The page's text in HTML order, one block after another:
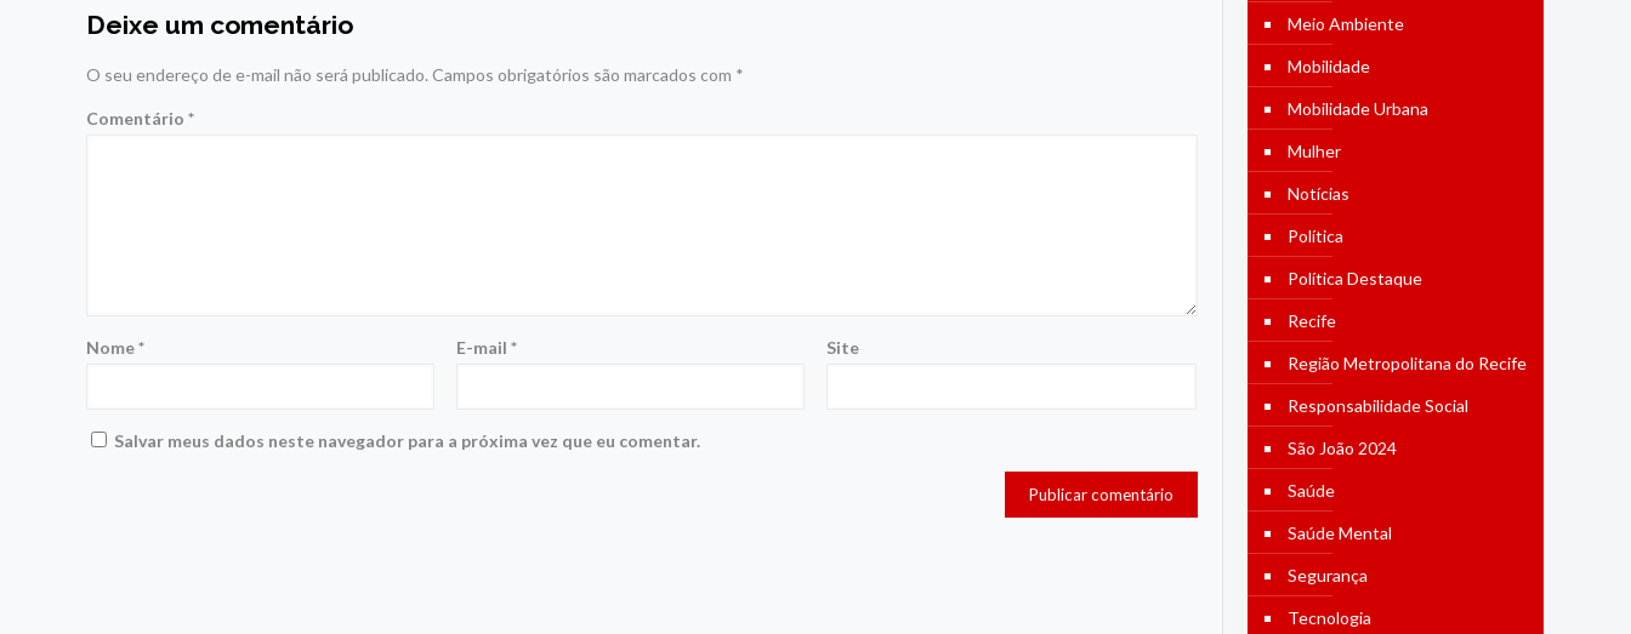
Deixe um comentário
O seu endereço de e-mail não será publicado. Campos obrigatórios são marcados com *
Comentário*
Nome* E-mail* Site
Salvar meus dados neste navegador para a próxima vez que eu comentar.
Meio Ambiente
Mobilidade
Mobilidade Urbana
Mulher
Notícias
Política
Política Destaque
Recife
Região Metropolitana do Recife
Responsabilidade Social
São João 2024
Saúde
Saúde Mental
Segurança
Tecnologia